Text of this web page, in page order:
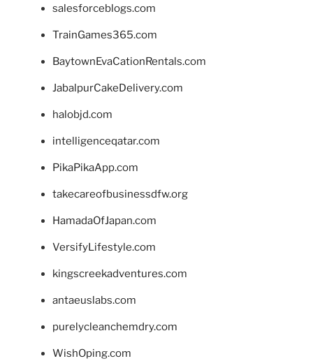
salesforceblogs.com
TrainGames365.com
BaytownEvaCationRentals.com
JabalpurCakeDelivery.com
halobjd.com
intelligenceqatar.com
PikaPikaApp.com
takecareofbusinessdfw.org
HamadaOfJapan.com
VersifyLifestyle.com
kingscreekadventures.com
antaeuslabs.com
purelycleanchemdry.com
WishOping.com